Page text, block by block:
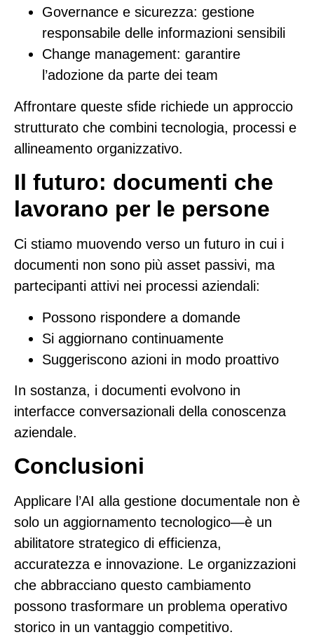
Governance e sicurezza: gestione
responsabile delle informazioni sensibili
Change management: garantire
l’adozione da parte dei team
Affrontare queste sfide richiede un approccio
strutturato che combini tecnologia, processi e
allineamento organizzativo.
Il futuro: documenti che
lavorano per le persone
Ci stiamo muovendo verso un futuro in cui i
documenti non sono più asset passivi, ma
partecipanti attivi nei processi aziendali:
Possono rispondere a domande
Si aggiornano continuamente
Suggeriscono azioni in modo proattivo
In sostanza, i documenti evolvono in
interfacce conversazionali della conoscenza
aziendale.
Conclusioni
Applicare l’AI alla gestione documentale non è
solo un aggiornamento tecnologico—è un
abilitatore strategico di efficienza,
accuratezza e innovazione. Le organizzazioni
che abbracciano questo cambiamento
possono trasformare un problema operativo
storico in un vantaggio competitivo.